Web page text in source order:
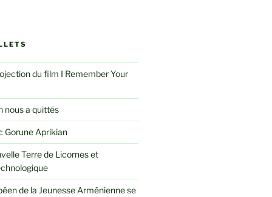
du film I Remember Your
nous a quittés
Gorune Aprikian
Terre de Licornes et
de la Jeunesse Arménienne se